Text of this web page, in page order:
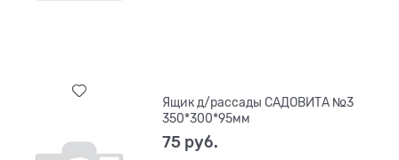
Ящик д/рассады САДОВИТА №3
350*300*95мм
75 руб.